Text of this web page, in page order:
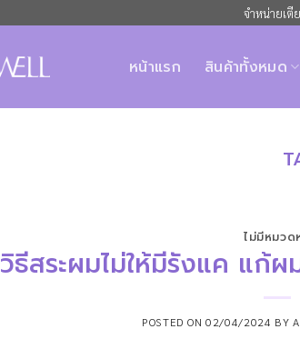
จำหน่ายเตี
หน้าแรก สินค้าทั้งหมด
ไม่มีหมวด
วิธีสระผมไม่ให้มีรังแค แก้
POSTED ON02/04/2024 BY